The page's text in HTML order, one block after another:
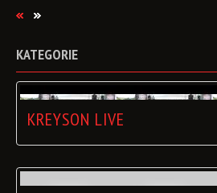
KATEGORIE
KREYSON LIVE